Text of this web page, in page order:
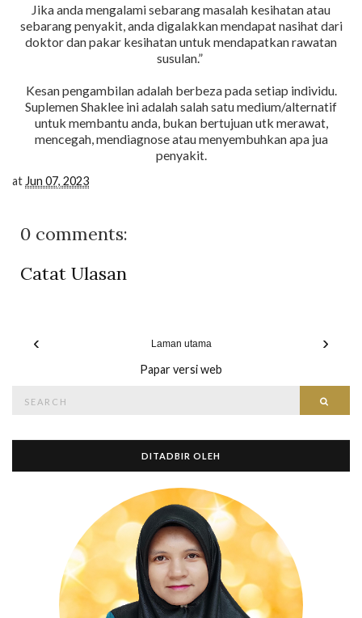
Jika anda mengalami sebarang masalah kesihatan atau
sebarang penyakit, anda digalakkan mendapat nasihat dari
doktor dan pakar kesihatan untuk mendapatkan rawatan
susulan.”
Kesan pengambilan adalah berbeza pada setiap individu.
Suplemen Shaklee ini adalah salah satu medium/alternatif
untuk membantu anda, bukan bertujuan utk merawat,
mencegah, mendiagnose atau menyembuhkan apa jua
penyakit.
at Jun 07, 2023
0 comments:
Catat Ulasan
‹ ›
Laman utama
Papar versi web
for:
DITADBIR OLEH